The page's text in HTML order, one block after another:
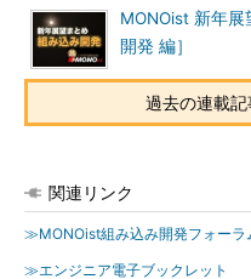
MONOist 新年
開発 編］
過去の連載
関連リンク
≫MONOist組み込み開発フォーラ
≫エンジニア電子ブックレット